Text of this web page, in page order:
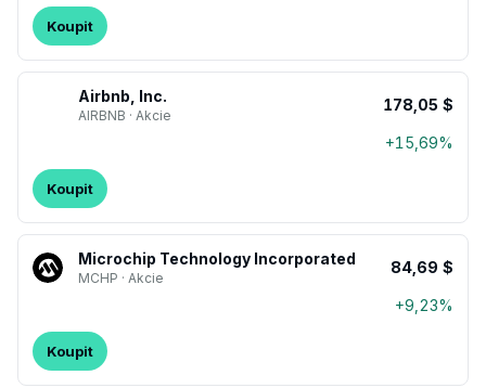
Koupit
Airbnb, Inc.
AIRBNB · Akcie
178,05 $
+15,69%
Koupit
Microchip Technology Incorporated
MCHP · Akcie
84,69 $
+9,23%
Koupit